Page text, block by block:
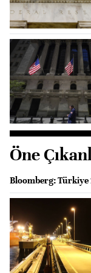
Öne
Bloomberg: Türkiye